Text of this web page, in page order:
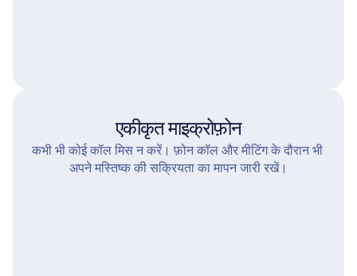
एकीकृत माइक्रोफ़ोन
कभी भी कोई कॉल मिस न करें। फ़ोन कॉल और मीटिंग के दौरान भी
अपने मस्तिष्क की सक्रियता का मापन जारी रखें।